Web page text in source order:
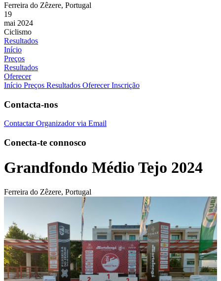
Ferreira do Zêzere, Portugal
19
mai 2024
Ciclismo
Resultados
Início
Preços
Resultados
Oferecer
Início Preços Resultados Oferecer Inscrição
Contacta-nos
Contactar Organizador via Email
Conecta-te connosco
Grandfondo Médio Tejo 2024
Ferreira do Zêzere, Portugal